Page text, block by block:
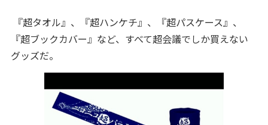
『超タオル』、『超ハンケチ』、『超パスケース』、
『超ブックカバー』など、すべて超会議でしか買えない
グッズだ。